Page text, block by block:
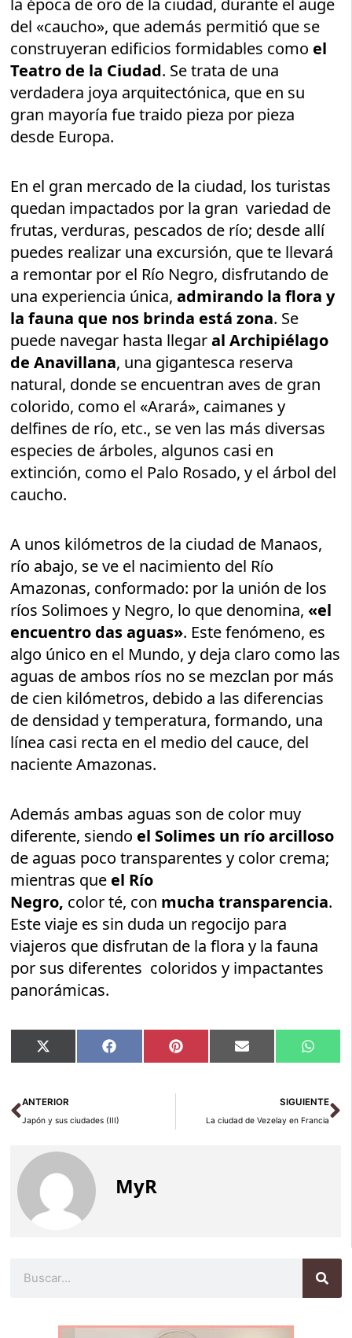
la época de oro de la ciudad, durante el auge
del «caucho», que además permitió que se
construyeran edificios formidables como el
Teatro de la Ciudad. Se trata de una
verdadera joya arquitectónica, que en su
gran mayoría fue traido pieza por pieza
desde Europa.
En el gran mercado de la ciudad, los turistas
quedan impactados por la gran variedad de
frutas, verduras, pescados de río; desde allí
puedes realizar una excursión, que te llevará
a remontar por el Río Negro, disfrutando de
una experiencia única, admirando la flora y
la fauna que nos brinda está zona. Se
puede navegar hasta llegaral Archipiélago
de Anavillana, una gigantesca reserva
natural, donde se encuentran aves de gran
colorido, como el «Arará», caimanes y
delfines de río, etc., se ven las más diversas
especies de árboles, algunos casi en
extinción, como el Palo Rosado, y el árbol del
caucho.
A unos kilómetros de la ciudad de Manaos,
río abajo, se ve el nacimiento del Río
Amazonas, conformado: por la unión de los
ríos Solimoes y Negro, lo que denomina,«el
encuentro das aguas». Este fenómeno, es
algo único en el Mundo, y deja claro como las
aguas de ambos ríos no se mezclan por más
de cien kilómetros, debido a las diferencias
de densidad y temperatura, formando, una
línea casi recta en el medio del cauce, del
naciente Amazonas.
Además ambas aguas son de color muy
diferente, siendo el Solimes un río arcilloso
de aguas poco transparentes y color crema;
mientras que el Río
Negro, color té, con mucha transparencia.
Este viaje es sin duda un regocijo para
viajeros que disfrutan de la flora y la fauna
por sus diferentes coloridos y impactantes
panorámicas.
Compartir
en
X
(Twitter)
Compartir
en
Facebook Compartir
en
Pinterest Compartir
en
Email
en
Ant
ANTERIOR
Japón y sus ciudades (III)
SIGUIENTE
La ciudad de Vezelay en Francia
MyR